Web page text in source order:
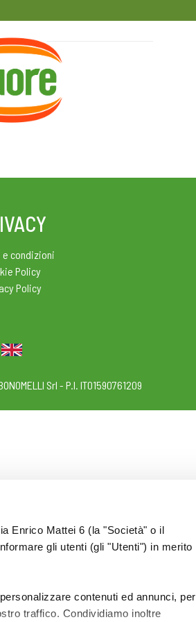
Enrico Mattei 6 (la "Società" o il
gli utenti (gli "Utenti") in merito
contenuti ed annunci, per
traffico. Condividiamo inoltre
e condizioni
Policy
Policy
Srl - P.I. IT01590761209